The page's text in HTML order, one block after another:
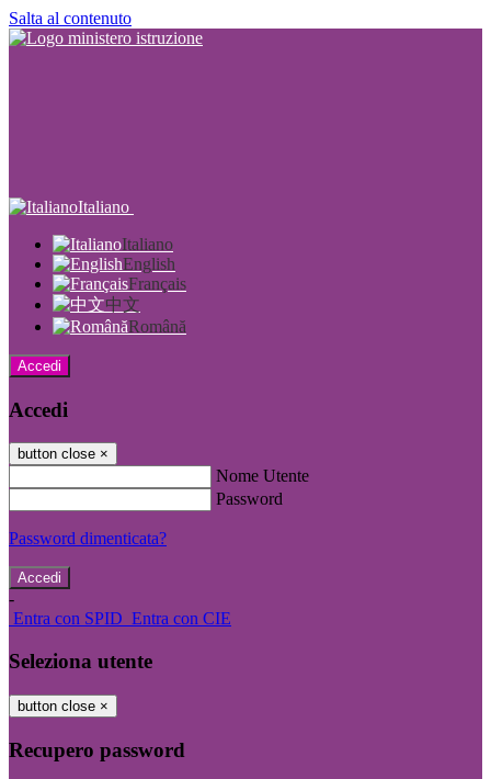
Salta al contenuto
Italiano
Italiano
English
Français
中文
Română
Accedi
Accedi
button close ×
Nome Utente
Password
Password dimenticata?
-
Entra con SPID Entra con CIE
Seleziona utente
button close ×
Recupero password